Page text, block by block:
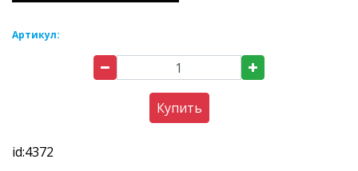
Артикул:
Купить
id:4372